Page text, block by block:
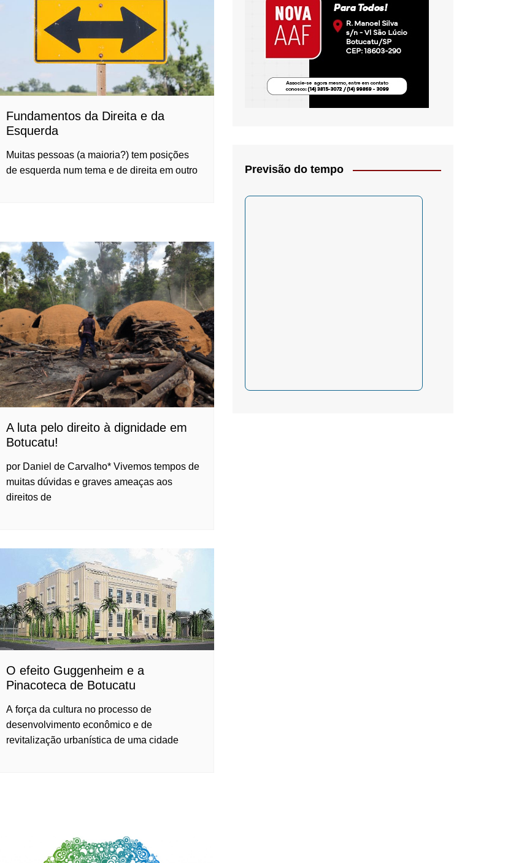
Oscar D’Ambrosio- Crítica
de cinema
Coluna Jurídica
Chico Villela
Daniel Carvalho
Valdemar Pinho
João Cury
Fundamentos da Direita e da
Esquerda
Muitas pessoas (a maioria?) tem posições
de esquerda num tema e de direita em outro
A luta pelo direito à dignidade em
Botucatu!
por Daniel de Carvalho* Vivemos tempos de
muitas dúvidas e graves ameaças aos
direitos de
O efeito Guggenheim e a
Pinacoteca de Botucatu
A força da cultura no processo de
desenvolvimento econômico e de
revitalização urbanística de uma cidade
Previsão do tempo